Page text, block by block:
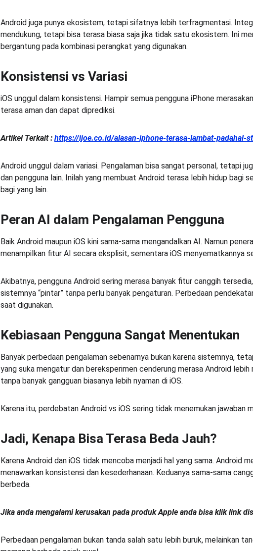
Android juga punya ekosistem, tetapi sifatnya lebih terfragmentasi.
mendukung, tetapi bisa terasa biasa saja jika tidak satu ekosistem. Ini
bergantung pada kombinasi perangkat yang digunakan.
Konsistensi vs Variasi
iOS unggul dalam konsistensi. Hampir semua pengguna iPhone
terasa aman dan dapat diprediksi.
Artikel Terkait : https://ijoe.co.id/alasan-iphone-terasa-lambat-padahal-
Android unggul dalam variasi. Pengalaman bisa sangat personal, tetapi
dan pengguna lain. Inilah yang membuat Android terasa lebih hidup bagi
bagi yang lain.
Peran AI dalam Pengalaman Pengguna
Baik Android maupun iOS kini sama-sama mengandalkan AI. Namun
menampilkan fitur AI secara eksplisit, sementara iOS menyematkannya
Akibatnya, pengguna Android sering merasa banyak fitur canggih
sistemnya “pintar” tanpa perlu banyak pengaturan. Perbedaan
saat digunakan.
Kebiasaan Pengguna Sangat Menentukan
Banyak perbedaan pengalaman sebenarnya bukan karena sistemnya,
yang suka mengatur dan bereksperimen cenderung merasa Android
tanpa banyak gangguan biasanya lebih nyaman di iOS.
Karena itu, perdebatan Android vs iOS sering tidak menemukan jawaban
Jadi, Kenapa Bisa Terasa Beda Jauh?
Karena Android dan iOS tidak mencoba menjadi hal yang sama. Android
menawarkan konsistensi dan kesederhanaan. Keduanya sama-sama
berbeda.
Jika anda mengalami kerusakan pada produk Apple anda bisa klik link
Perbedaan pengalaman bukan tanda salah satu lebih buruk, melainkan